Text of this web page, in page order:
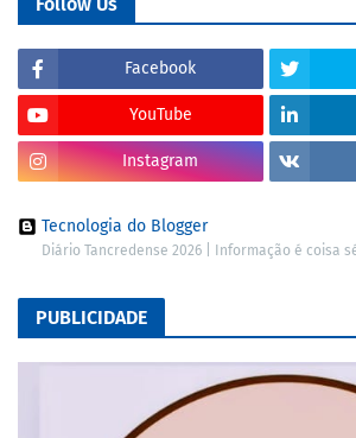
Facebook
YouTube
Instagram
Tecnologia do Blogger
Diário Tancredense 2026 | Informação é coisa
PUBLICIDADE